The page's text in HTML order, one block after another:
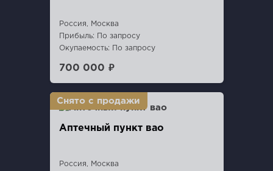
Россия, Москва
Прибыль: По запросу
Окупаемость: По запросу
700 000 ₽
Аптечный пункт вао
Россия, Москва